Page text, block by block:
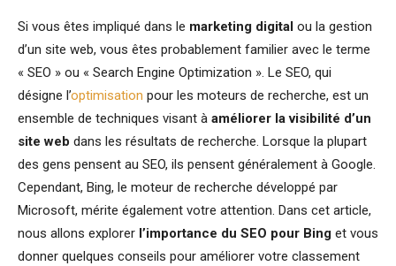
Si vous êtes impliqué dans le marketing digital ou la gestion
d’un site web, vous êtes probablement familier avec le terme
« SEO » ou « Search Engine Optimization ». Le SEO, qui
désigne l’optimisation pour les moteurs de recherche, est un
ensemble de techniques visant à améliorer la visibilité d’un
site web dans les résultats de recherche. Lorsque la plupart
des gens pensent au SEO, ils pensent généralement à Google.
Cependant, Bing, le moteur de recherche développé par
Microsoft, mérite également votre attention. Dans cet article,
nous allons explorer l’importance du SEO pour Bing et vous
donner quelques conseils pour améliorer votre classement